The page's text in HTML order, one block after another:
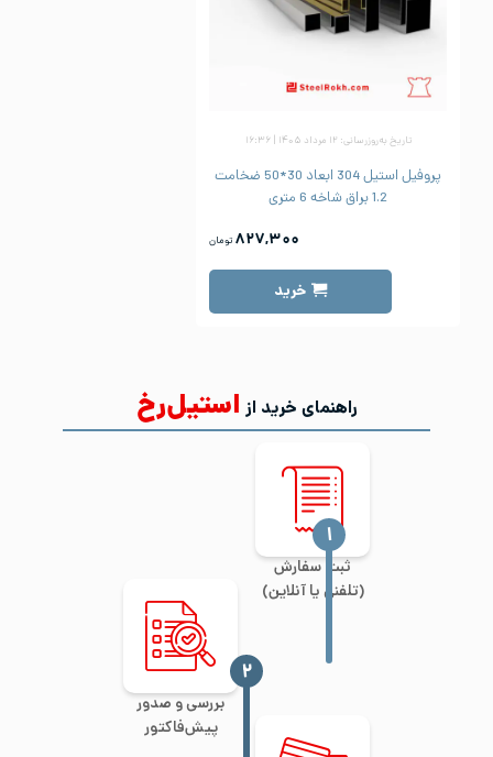
تاریخ به‌روزرسانی: ۱۲ مرداد ۱۴۰۵ | ۱۶:۳۶
پروفیل استیل 304 ابعاد 30*50 ضخامت
1.2 براق شاخه 6 متری
۸۲۷,۳۰۰ تومان
خرید
راهنمای خرید از استیل‌رخ
ثبت سفارش
(تلفنی یا آنلاین)
‍۱
بررسی و صدور
پیش‌فاکتور
‍۲